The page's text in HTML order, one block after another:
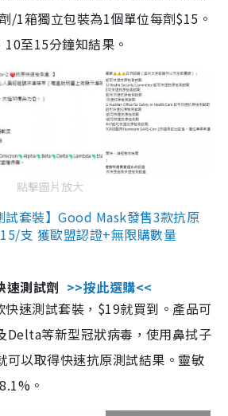
/1箱獨立包裝為1個單位每劑$15。
至15分鐘知結果。
點擊圖片放大
試套裝】Good Mask發售3款抗原
支 獲歐盟認證+無限購數量
速測試劑 >>按此選購<<
快速測試套裝，$19就買到。產品可
Delta等新型冠狀病毒，使用鼻拭子
可以取得快速抗原測試結果。靈敏
。